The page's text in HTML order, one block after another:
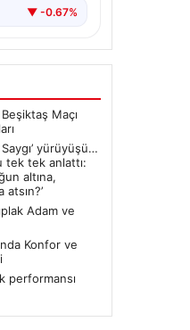
İradesine
▼ -0.67%
Maçı
yürüyüşü…
tek tek anlattı:
altına,
atsın?’
Adam ve
Konfor ve
performansı